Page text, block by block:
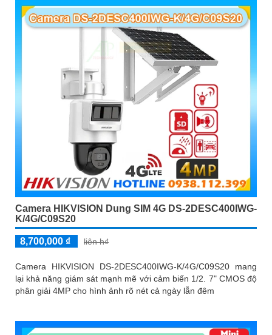
Camera HIKVISION Dung SIM 4G DS-2DESC400IWG-
K/4G/C09S20
8,700,000 ₫ liên h₫
Camera HIKVISION DS-2DESC400IWG-K/4G/C09S20 mang
lại khả năng giám sát mạnh mẽ với cảm biến 1/2. 7" CMOS độ
phân giải 4MP cho hình ảnh rõ nét cả ngày lẫn đêm